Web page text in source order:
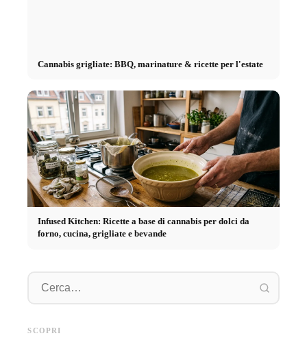
Cannabis grigliate: BBQ, marinature & ricette per l'estate
Infused Kitchen: Ricette a base di cannabis per dolci da
forno, cucina, grigliate e bevande
SCOPRI
online mirato